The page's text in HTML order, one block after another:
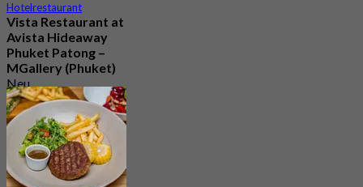
Hotelrestaurant
Vista Restaurant at
Avista Hideaway
Phuket Patong –
MGallery (Phuket)
Neu
Aus฿ 750